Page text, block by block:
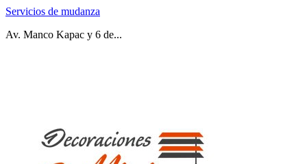
Servicios de mudanza
Av. Manco Kapac y 6 de...